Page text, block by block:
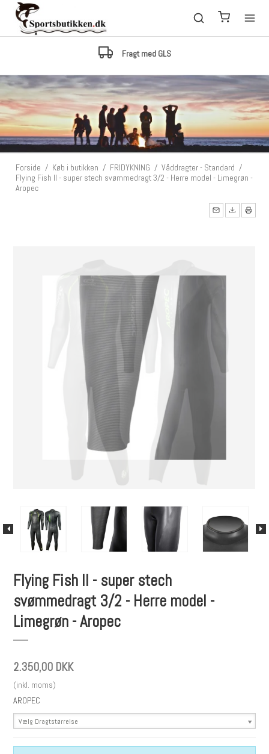
Fragt med GLS
Forside / Køb i butikken / FRIDYKNING / Våddragter - Standard /
Flying Fish II - super stech svømmedragt 3/2 - Herre model - Limegrøn -
Aropec
Flying Fish II - super stech
svømmedragt 3/2 - Herre model -
Limegrøn - Aropec
2.350,00 DKK
(inkl. moms)
AROPEC
Vælg Dragtstørrelse